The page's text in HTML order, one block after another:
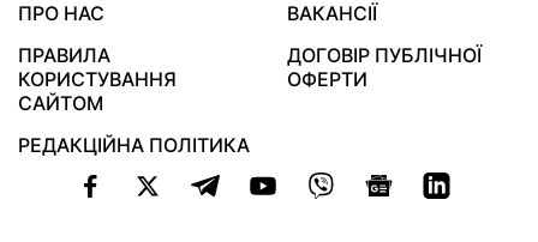
ПРО НАС
ВАКАНСІЇ
ПРАВИЛА
КОРИСТУВАННЯ
САЙТОМ
ДОГОВІР ПУБЛІЧНОЇ
ОФЕРТИ
РЕДАКЦІЙНА ПОЛІТИКА